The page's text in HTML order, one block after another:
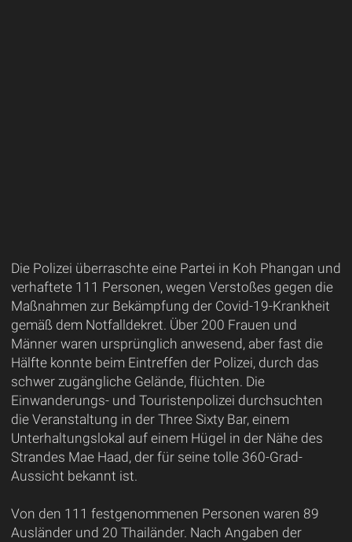
Die Polizei überraschte eine Partei in Koh Phangan und
verhaftete 111 Personen, wegen Verstoßes gegen die
Maßnahmen zur Bekämpfung der Covid-19-Krankheit
gemäß dem Notfalldekret. Über 200 Frauen und
Männer waren ursprünglich anwesend, aber fast die
Hälfte konnte beim Eintreffen der Polizei, durch das
schwer zugängliche Gelände, flüchten. Die
Einwanderungs- und Touristenpolizei durchsuchten
die Veranstaltung in der Three Sixty Bar, einem
Unterhaltungslokal auf einem Hügel in der Nähe des
Strandes Mae Haad, der für seine tolle 360-Grad-
Aussicht bekannt ist.
Von den 111 festgenommenen Personen waren 89
Ausländer und 20 Thailänder. Nach Angaben der